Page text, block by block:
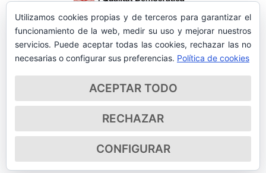
Utilizamos cookies propias y de terceros para garantizar el
funcionamiento de la web, medir su uso y mejorar nuestros
servicios. Puede aceptar todas las cookies, rechazar las no
necesarias o configurar sus preferencias. Política de cookies
ACEPTAR TODO
RECHAZAR
CONFIGURAR